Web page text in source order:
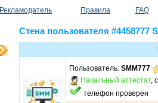
Рекламодатель Правила FAQ
Стена пользователя #4458777
Пользователь: SMM777
Начальный аттестат,
телефон проверен